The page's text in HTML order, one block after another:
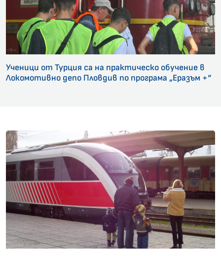
Ученици от Турция са на практическо обучение в
Локомотивно депо Пловдив по програма „Еразъм +“